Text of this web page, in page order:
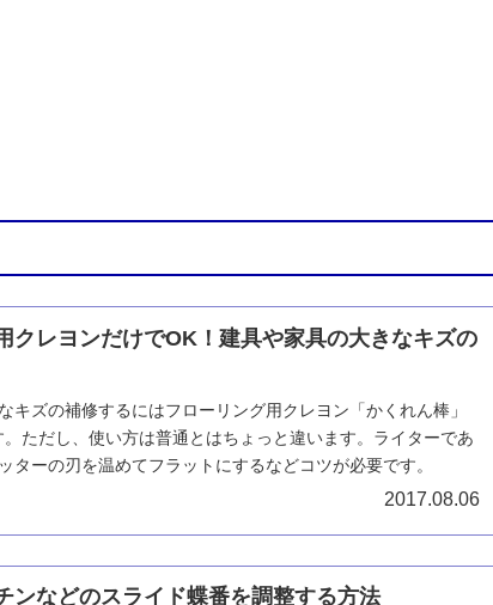
クレヨンだけでOK！建具や家具の大きなキズの
キズの補修するにはフローリング用クレヨン「かくれん棒」
ただし、使い方は普通とはちょっと違います。ライターであ
ターの刃を温めてフラットにするなどコツが必要です。
2017.08.06
ンなどのスライド蝶番を調整する方法